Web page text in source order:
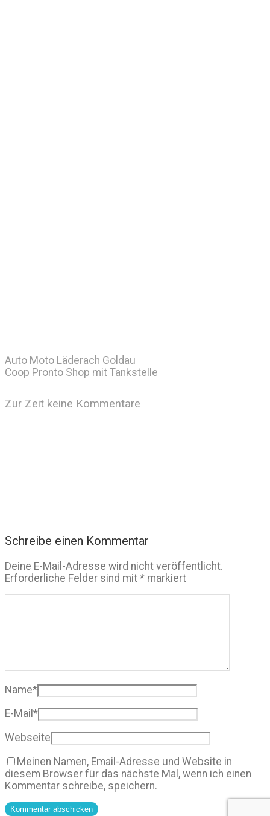
Auto Moto Läderach Goldau
Coop Pronto Shop mit Tankstelle
Zur Zeit keine Kommentare
Schreibe einen Kommentar
Deine E-Mail-Adresse wird nicht veröffentlicht.
Erforderliche Felder sind mit * markiert
Name*
E-Mail *
Webseite
Meinen Namen, Email-Adresse und Website in
diesem Browser für das nächste Mal, wenn ich einen
Kommentar schreibe, speichern.